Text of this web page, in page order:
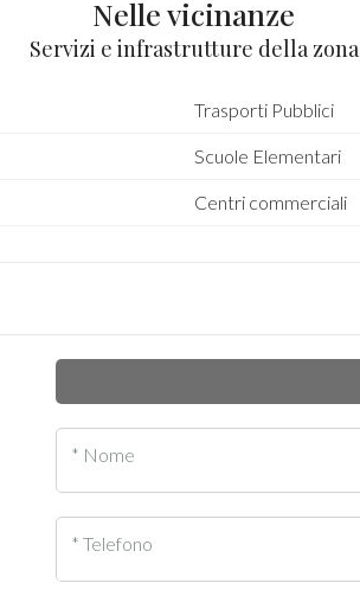
Nelle vicinanze
Servizi e infrastrutture della zona
Trasporti Pubblici
Scuole Elementari
Centri commerciali
* Nome
* Telefono